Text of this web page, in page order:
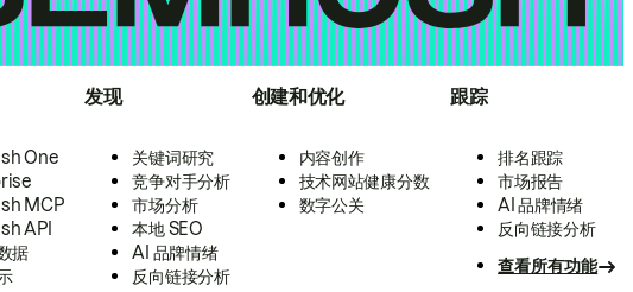
One
MCP
API
据
发现
关键词研究
竞争对手分析
市场分析
本地 SEO
AI 品牌情绪
反向链接分析
创建和优化
内容创作
技术网站健康分数
数字公关
跟踪
排名跟踪
市场报告
AI 品牌情绪
反向链接分析
查看所有功能